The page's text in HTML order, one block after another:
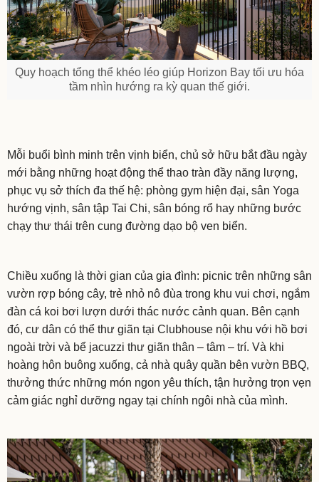
Quy hoạch tổng thể khéo léo giúp Horizon Bay tối ưu hóa
tầm nhìn hướng ra kỳ quan thế giới.
Mỗi buổi bình minh trên vịnh biển, chủ sở hữu bắt đầu ngày
mới bằng những hoạt động thể thao tràn đầy năng lượng,
phục vụ sở thích đa thế hệ: phòng gym hiện đại, sân Yoga
hướng vịnh, sân tập Tai Chi, sân bóng rổ hay những bước
chạy thư thái trên cung đường dạo bộ ven biển.
Chiều xuống là thời gian của gia đình: picnic trên những sân
vườn rợp bóng cây, trẻ nhỏ nô đùa trong khu vui chơi, ngắm
đàn cá koi bơi lượn dưới thác nước cảnh quan. Bên cạnh
đó, cư dân có thể thư giãn tại Clubhouse nội khu với hồ bơi
ngoài trời và bể jacuzzi thư giãn thân – tâm – trí. Và khi
hoàng hôn buông xuống, cả nhà quây quần bên vườn BBQ,
thưởng thức những món ngon yêu thích, tận hưởng trọn vẹn
cảm giác nghỉ dưỡng ngay tại chính ngôi nhà của mình.